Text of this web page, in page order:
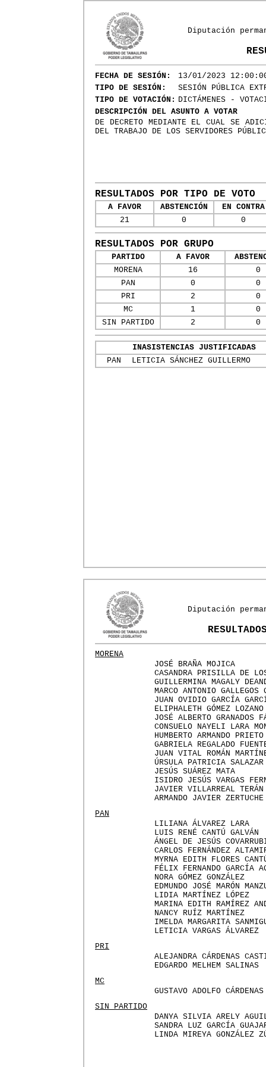
Diputación
FECHA DE SESIÓN:
13/01/2023
TIPO DE SESIÓN:
SESIÓN PÚBLICA
TIPO DE VOTACIÓN: DICTÁMENES -
DESCRIPCIÓN DEL ASUNTO A VOTAR
DE DECRETO MEDIANTE EL CUAL SE
DEL TRABAJO DE LOS SERVIDORES
RESULTADOS POR TIPO DE VOTO
A FAVOR ABSTENCIÓN
EN CONTRA
21
0 0
RESULTADOS POR GRUPO
PARTIDO A FAVOR
MORENA
16
0
PAN
0
0
PRI
2
0
MC
1
0
SIN PARTIDO
2 0
INASISTENCIAS JUSTIFICADAS
PAN
LETICIA SÁNCHEZ GUILLERMO
Diputación
MORENA
JOSÉ BRAÑA MOJICA
CASANDRA PRISILLA DE
GUILLERMINA MAGALY
MARCO ANTONIO GALLEGOS
JUAN OVIDIO GARCÍA
ELIPHALETH GÓMEZ LOZANO
JOSÉ ALBERTO GRANADOS
CONSUELO NAYELI LARA
HUMBERTO ARMANDO
GABRIELA REGALADO
JUAN VITAL ROMÁN
ÚRSULA PATRICIA
JESÚS SUÁREZ MATA
ISIDRO JESÚS VARGAS
JAVIER VILLARREAL TERÁN
ARMANDO JAVIER
PAN
LILIANA ÁLVAREZ LARA
LUIS RENÉ CANTÚ GALVÁN
ÁNGEL DE JESÚS
CARLOS FERNÁNDEZ
MYRNA EDITH FLORES
FÉLIX FERNANDO GARCÍA
NORA GÓMEZ GONZÁLEZ
EDMUNDO JOSÉ MARÓN
LIDIA MARTÍNEZ LÓPEZ
MARINA EDITH RAMÍREZ
NANCY RUÍZ MARTÍNEZ
IMELDA MARGARITA
LETICIA VARGAS ÁLVAREZ
PRI
ALEJANDRA CÁRDENAS
EDGARDO MELHEM SALINAS
MC
GUSTAVO ADOLFO
SIN PARTIDO
DANYA SILVIA ARELY
SANDRA LUZ GARCÍA
LINDA MIREYA GONZÁLEZ